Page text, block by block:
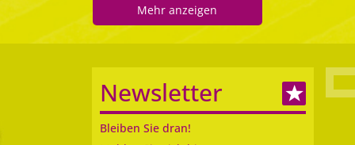
Mehr anzeigen
Newsletter
Bleiben Sie dran!